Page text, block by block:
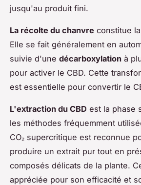
jusqu'au produit fini.
La récolte du chanvre constitue
Elle se fait généralement en
suivie d'une décarboxylation à
pour activer le CBD. Cette
est essentielle pour convertir le
L'extraction du CBD est la phase
les méthodes fréquemment
CO₂ supercritique est reconnue
produire un extrait pur tout en
composés délicats de la plante.
appréciée pour son efficacité et